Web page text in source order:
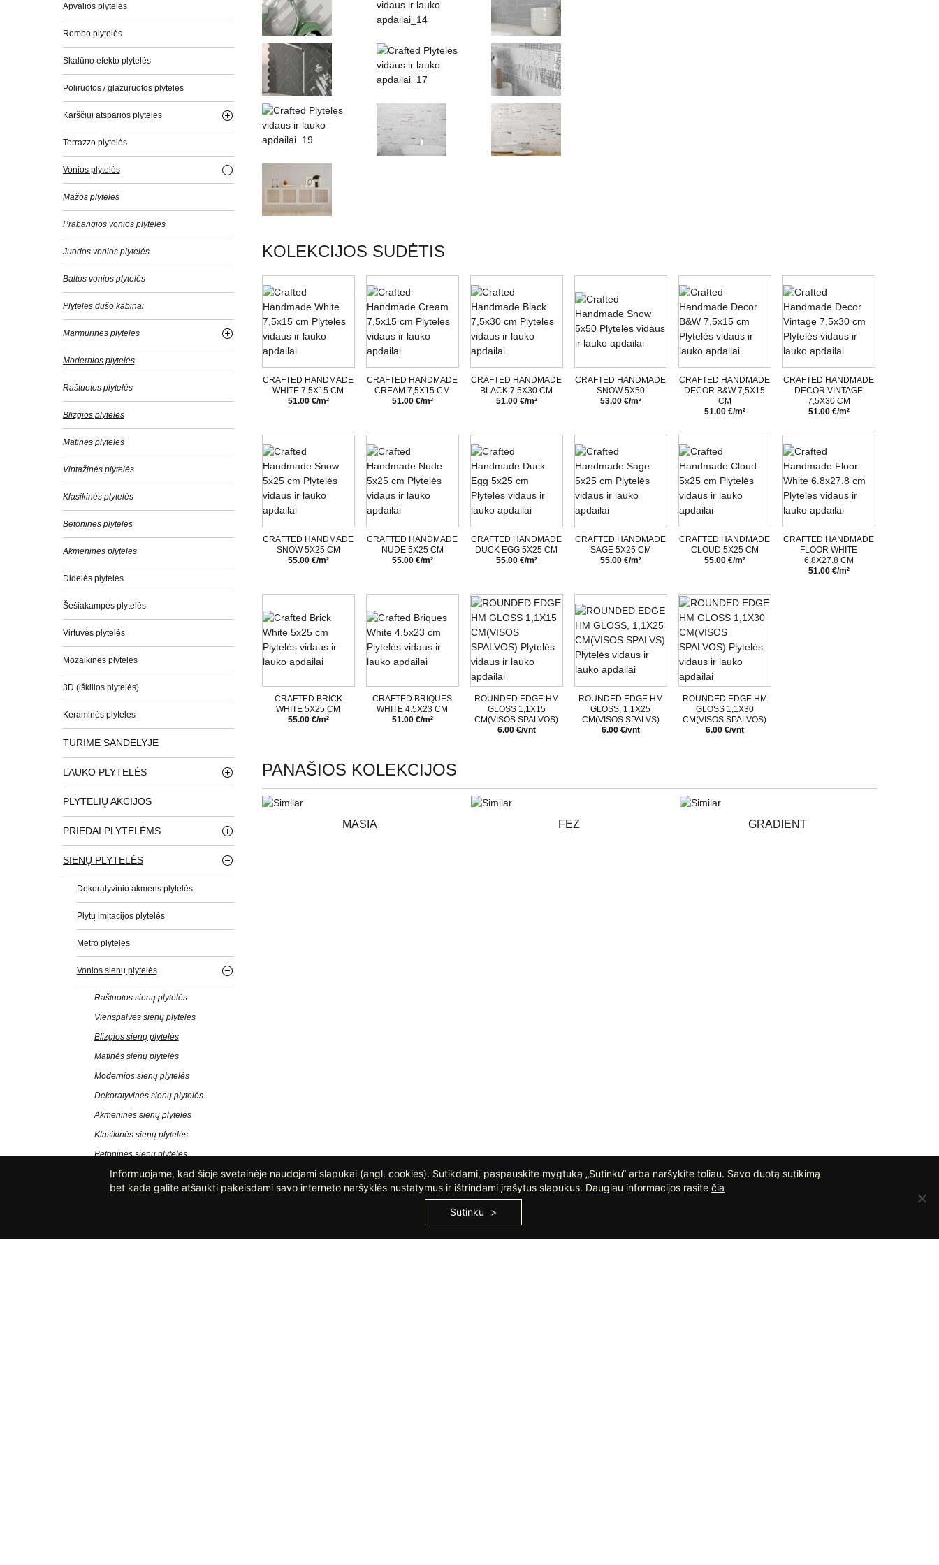
Apvalios plytelės
Rombo plytelės
Skalūno efekto plytelės
Poliruotos / glazūruotos plytelės
Karščiui atsparios plytelės
Terrazzo plytelės
Vonios plytelės
Mažos plytelės
Prabangios vonios plytelės
Juodos vonios plytelės
Baltos vonios plytelės
Plytelės dušo kabinai
Marmurinės plytelės
Modernios plytelės
Raštuotos plytelės
Blizgios plytelės
Matinės plytelės
Vintažinės plytelės
Klasikinės plytelės
Betoninės plytelės
Akmeninės plytelės
Didelės plytelės
Šešiakampės plytelės
Virtuvės plytelės
Mozaikinės plytelės
3D (iškilios plytelės)
Keraminės plytelės
TURIME SANDĖLYJE
LAUKO PLYTELĖS
PLYTELIŲ AKCIJOS
PRIEDAI PLYTELĖMS
SIENŲ PLYTELĖS
Dekoratyvinio akmens plytelės
Plytų imitacijos plytelės
Metro plytelės
Vonios sienų plytelės
Raštuotos sienų plytelės
Vienspalvės sienų plytelės
Blizgios sienų plytelės
Matinės sienų plytelės
Modernios sienų plytelės
Dekoratyvinės sienų plytelės
Akmeninės sienų plytelės
Klasikinės sienų plytelės
Betoninės sienų plytelės
Didelės sienų plytelės
KOLEKCIJOS SUDĖTIS
CRAFTED HANDMADE
WHITE 7,5X15 CM
51.00 €/m²
CRAFTED HANDMADE
CREAM 7,5X15 CM
51.00 €/m²
CRAFTED HANDMADE
BLACK 7,5X30 CM
51.00 €/m²
CRAFTED HANDMADE
SNOW 5X50
53.00 €/m²
CRAFTED HANDMADE
DECOR B&W 7,5X15
CM
51.00 €/m²
CRAFTED HANDMADE
DECOR VINTAGE
7,5X30 CM
51.00 €/m²
CRAFTED HANDMADE
SNOW 5X25 CM
55.00 €/m²
CRAFTED HANDMADE
NUDE 5X25 CM
55.00 €/m²
CRAFTED HANDMADE
DUCK EGG 5X25 CM
55.00 €/m²
CRAFTED HANDMADE
SAGE 5X25 CM
55.00 €/m²
CRAFTED HANDMADE
CLOUD 5X25 CM
55.00 €/m²
CRAFTED HANDMADE
FLOOR WHITE
6.8X27.8 CM
51.00 €/m²
CRAFTED BRICK
WHITE 5X25 CM
55.00 €/m²
CRAFTED BRIQUES
WHITE 4.5X23 CM
51.00 €/m²
ROUNDED EDGE HM
GLOSS 1,1X15
CM(VISOS SPALVOS)
6.00 €/vnt
ROUNDED EDGE HM
GLOSS, 1,1X25
CM(VISOS SPALVS)
6.00 €/vnt
ROUNDED EDGE HM
GLOSS 1,1X30
CM(VISOS SPALVOS)
6.00 €/vnt
PANAŠIOS KOLEKCIJOS
MASIA FEZ GRADIENT
Informuojame, kad šioje svetainėje naudojami slapukai (angl. cookies). Sutikdami, paspauskite mygtuką „Sutinku“ arba naršykite toliau. Savo duotą sutikimą
bet kada galite atšaukti pakeisdami savo interneto naršyklės nustatymus ir ištrindami įrašytus slapukus. Daugiau informacijos rasite čia
Sutinku